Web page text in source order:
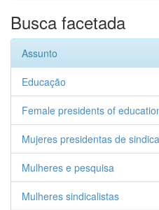
Busca facetada
Assunto
Educação
Female presidents of
Mujeres presidentas de
Mulheres e pesquisa
Mulheres sindicalistas